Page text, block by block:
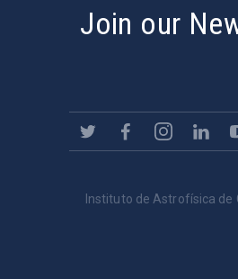
Join our
Instituto de Astrofísica de